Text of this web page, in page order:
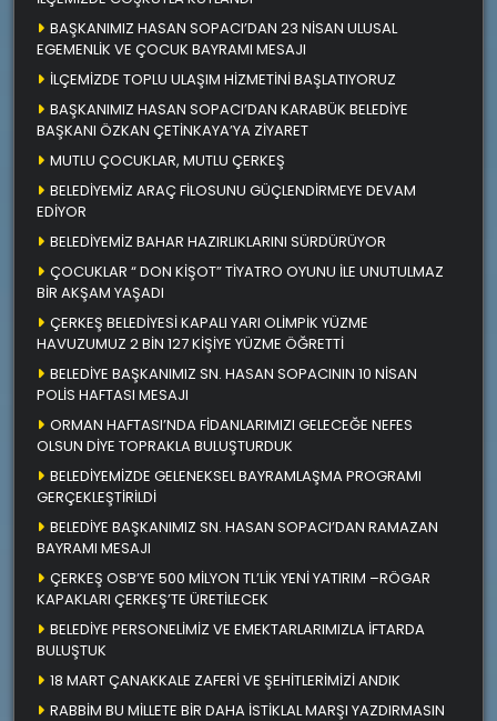
BAŞKANIMIZ HASAN SOPACI’DAN 23 NİSAN ULUSAL
EGEMENLİK VE ÇOCUK BAYRAMI MESAJI
İLÇEMİZDE TOPLU ULAŞIM HİZMETİNİ BAŞLATIYORUZ
BAŞKANIMIZ HASAN SOPACI’DAN KARABÜK BELEDİYE
BAŞKANI ÖZKAN ÇETİNKAYA’YA ZİYARET
MUTLU ÇOCUKLAR, MUTLU ÇERKEŞ
BELEDİYEMİZ ARAÇ FİLOSUNU GÜÇLENDİRMEYE DEVAM
EDİYOR
BELEDİYEMİZ BAHAR HAZIRLIKLARINI SÜRDÜRÜYOR
ÇOCUKLAR “ DON KİŞOT” TİYATRO OYUNU İLE UNUTULMAZ
BİR AKŞAM YAŞADI
ÇERKEŞ BELEDİYESİ KAPALI YARI OLİMPİK YÜZME
HAVUZUMUZ 2 BİN 127 KİŞİYE YÜZME ÖĞRETTİ
BELEDİYE BAŞKANIMIZ SN. HASAN SOPACININ 10 NİSAN
POLİS HAFTASI MESAJI
ORMAN HAFTASI’NDA FİDANLARIMIZI GELECEĞE NEFES
OLSUN DİYE TOPRAKLA BULUŞTURDUK
BELEDİYEMİZDE GELENEKSEL BAYRAMLAŞMA PROGRAMI
GERÇEKLEŞTİRİLDİ
BELEDİYE BAŞKANIMIZ SN. HASAN SOPACI’DAN RAMAZAN
BAYRAMI MESAJI
ÇERKEŞ OSB’YE 500 MİLYON TL’LİK YENİ YATIRIM –RÖGAR
KAPAKLARI ÇERKEŞ’TE ÜRETİLECEK
BELEDİYE PERSONELİMİZ VE EMEKTARLARIMIZLA İFTARDA
BULUŞTUK
18 MART ÇANAKKALE ZAFERİ VE ŞEHİTLERİMİZİ ANDIK
RABBİM BU MİLLETE BİR DAHA İSTİKLAL MARŞI YAZDIRMASIN